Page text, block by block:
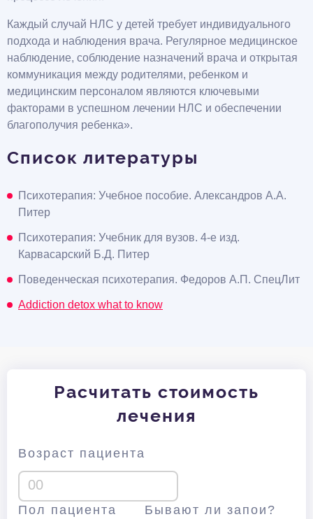
Каждый случай НЛС у детей требует индивидуального
подхода и наблюдения врача. Регулярное медицинское
наблюдение, соблюдение назначений врача и открытая
коммуникация между родителями, ребенком и
медицинским персоналом являются ключевыми
факторами в успешном лечении НЛС и обеспечении
благополучия ребенка».
Список литературы
Психотерапия: Учебное пособие. Александров А.А.
Питер
Психотерапия: Учебник для вузов. 4-е изд.
Карвасарский Б.Д. Питер
Поведенческая психотерапия. Федоров А.П. СпецЛит
Addiction detox what to know
Расчитать стоимость
лечения
Возраст пациента
Пол пациента Бывают ли запои?